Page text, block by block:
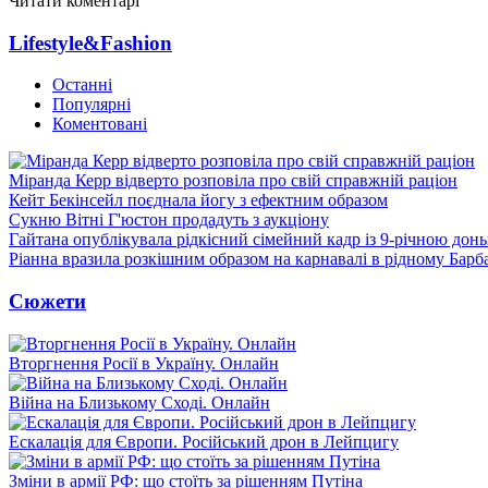
Lifestyle&Fashion
Останні
Популярні
Коментовані
Міранда Керр відверто розповіла про свій справжній раціон
Кейт Бекінсейл поєднала йогу з ефектним образом
Сукню Вітні Г'юстон продадуть з аукціону
Гайтана опублікувала рідкісний сімейний кадр із 9-річною
Ріанна вразила розкішним образом на карнавалі в рідному
Сюжети
Вторгнення Росії в Україну. Онлайн
Війна на Близькому Сході. Онлайн
Ескалація для Європи. Російський дрон в Лейпцигу
Зміни в армії РФ: що стоїть за рішенням Путіна